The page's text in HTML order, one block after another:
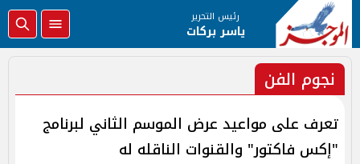
رئيس التحرير
ياسر بركات
نجوم الفن
تعرف على مواعيد عرض الموسم الثاني لبرنامج
"إكس فاكتور" والقنوات الناقله له